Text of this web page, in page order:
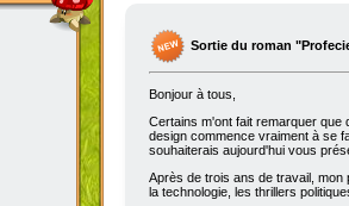
Sortie du roman
Bonjour à tous,
Certains m'ont fait remarquer que
design commence vraiment à se
souhaiterais aujourd'hui vous
Après de trois ans de travail,
la technologie, les thrillers